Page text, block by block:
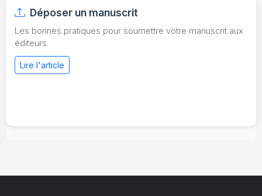
Déposer un manuscrit
Les bonnes pratiques pour soumettre votre manuscrit aux
éditeurs.
Lire l'article